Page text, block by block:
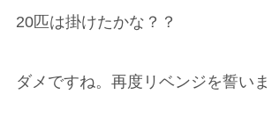
20匹は掛けたかな？？
ダメですね。再度リベンジを誓いま